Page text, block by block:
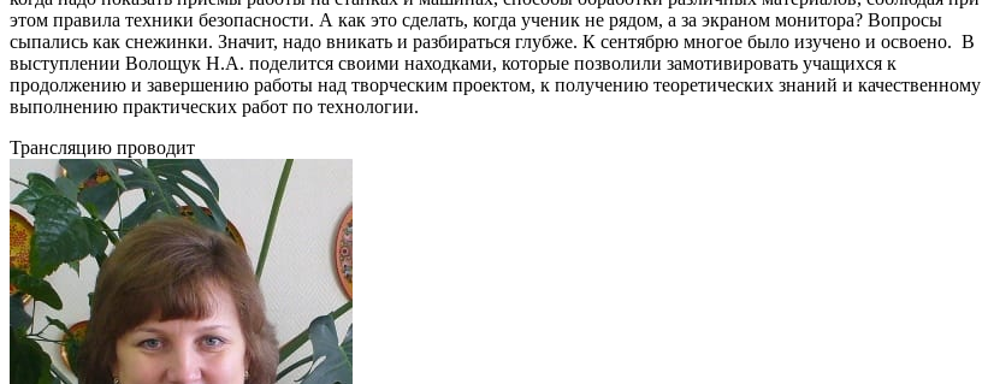
этом правила техники безопасности. А как это сделать, когда ученик не рядом, а за экраном монитора? Вопросы
сыпались как снежинки. Значит, надо вникать и разбираться глубже. К сентябрю многое было изучено и освоено. В
выступлении Волощук Н.А. поделится своими находками, которые позволили замотивировать учащихся к
продолжению и завершению работы над творческим проектом, к получению теоретических знаний и качественному
выполнению практических работ по технологии.
Трансляцию проводит